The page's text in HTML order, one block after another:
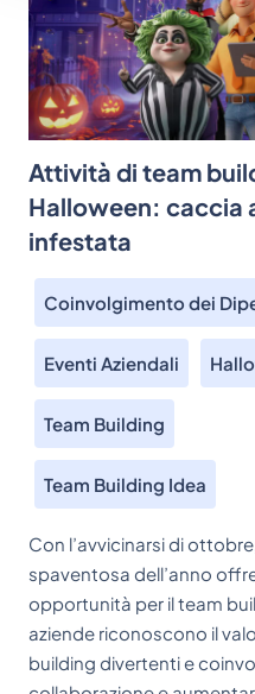
Attività di team
Halloween: caccia
infestata
Coinvolgimento dei
Eventi Aziendali
Team Building
Team Building Idea
Con l’avvicinarsi di
spaventosa dell’anno
opportunità per il team
aziende riconoscono il
building divertenti e